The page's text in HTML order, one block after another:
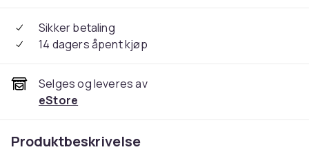
Sikker betaling
14 dagers åpent kjøp
Selges og leveres av
eStore
Produktbeskrivelse